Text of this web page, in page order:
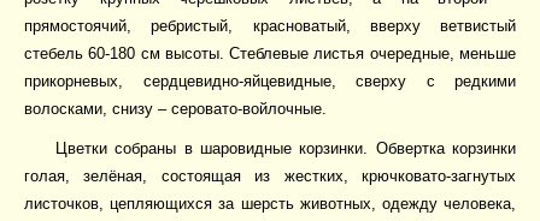
прямостоячий, ребристый, красноватый, вверху ветвистый
стебель 60-180 см высоты. Стеблевые листья очередные, меньше
прикорневых, сердцевидно-яйцевидные, сверху с редкими
волосками, снизу – серовато-войлочные.
Цветки собраны в шаровидные корзинки. Обвертка корзинки
голая, зелёная, состоящая из жестких, крючковато-загнутых
листочков, цепляющихся за шерсть животных, одежду человека,